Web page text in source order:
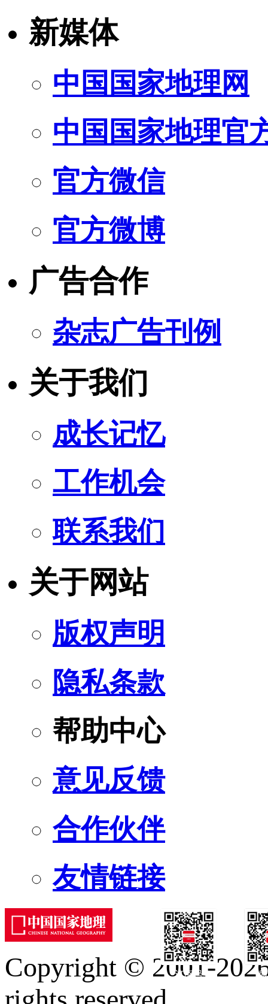
新媒体
中国国家地理网
中国国家地理官
官方微信
官方微博
广告合作
杂志广告刊例
关于我们
成长记忆
工作机会
联系我们
关于网站
版权声明
隐私条款
帮助中心
意见反馈
合作伙伴
友情链接
订阅号
Copyright © 2001-